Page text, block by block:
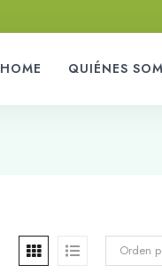
HOME QUIÉNES
Orden